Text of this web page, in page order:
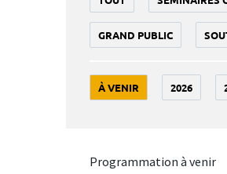
GRAND PUBLIC
À VENIR 2026
Programmation à venir